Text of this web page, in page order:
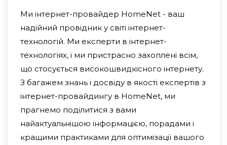
Ми інтернет-провайдер HomeNet - ваш
надійний провідник у світі інтернет-
технологій. Ми експерти в інтернет-
технологіях, і ми пристрасно захоплені всім,
що стосується високошвидкісного інтернету.
З багажем знань і досвіду в якості експертів з
інтернет-провайдингу в HomeNet, ми
прагнемо поділитися з вами
найактуальнішою інформацією, порадами і
кращими практиками для оптимізації вашого